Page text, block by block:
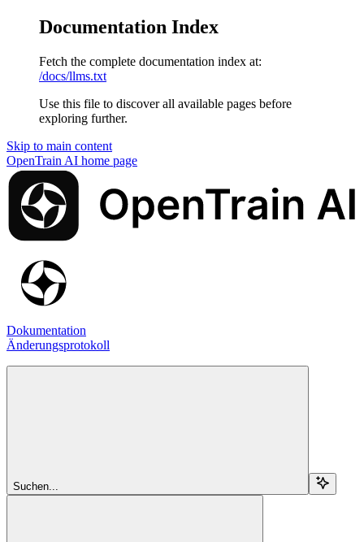
Documentation Index
Fetch the complete documentation index at:
/docs/llms.txt
Use this file to discover all available pages before
exploring further.
Skip to main content
OpenTrain AI home page
Dokumentation
Änderungsprotokoll
Suchen...